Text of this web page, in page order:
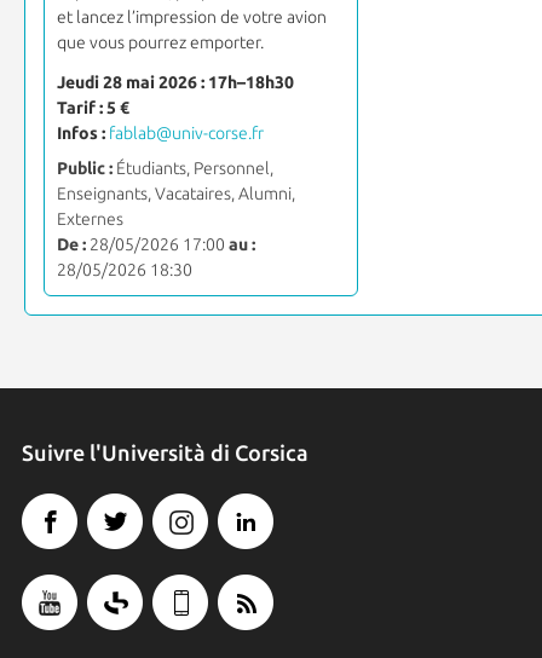
et lancez l’impression de votre avion
que vous pourrez emporter.
Jeudi 28 mai 2026 : 17h–18h30
Tarif : 5 €
Infos : fablab@univ-corse.fr
Public :Étudiants, Personnel,
Enseignants, Vacataires, Alumni,
Externes
De :28/05/2026 17:00 au :
28/05/2026 18:30
Suivre l'Università di Corsica